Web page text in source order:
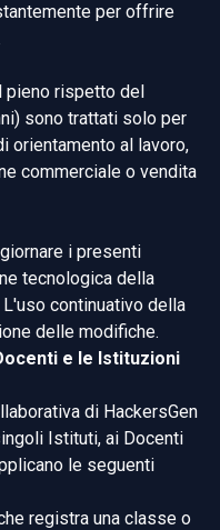
per offrire
pieno rispetto del
sono trattati solo per
orientamento al lavoro,
commerciale o vendita
i presenti
tecnologica della
continuativo della
delle modifiche.
e le Istituzioni
di HackersGen
Istituti, ai Docenti
le seguenti
registra una classe o